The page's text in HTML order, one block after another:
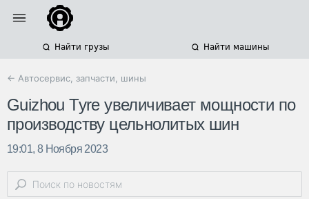
Найти грузы Найти машины
← Автосервис, запчасти, шины
Guizhou Tyre увеличивает мощности по
производству цельнолитых шин
19:01, 8 Ноября 2023